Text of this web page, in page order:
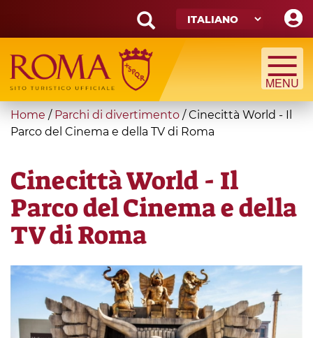
main
content
Search
form
Cerca
You
are
Home / Parchi di divertimento /Cinecittà World - Il
Parco del Cinema e della TV di Roma
Cinecittà World - Il
Parco del Cinema e della
TV di Roma